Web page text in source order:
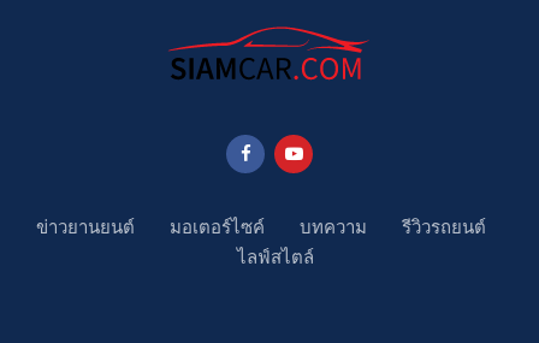
ข่าวยานยนต์ มอเตอร์ไซค์ บทความ
รีวิวรถยนต์
ไลฟ์สไตล์